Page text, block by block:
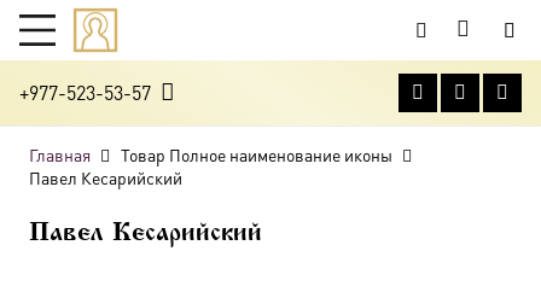
+977-523-53-57
Главная
Товар Полное наименование иконы
Павел Кесарийский
Павел Кесарийский